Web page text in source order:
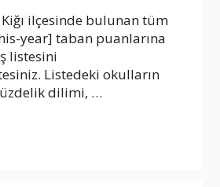
ilçesinde bulunan tüm
year] taban puanlarına
listesini
Listedeki okulların
dilimi, …